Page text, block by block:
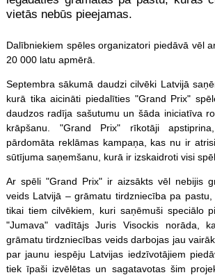
vietās nebūs pieejamas.
Dalībniekiem spēlesorganizatori piedāvā vēl
20 000 latu apmērā.
Septembra sākumā daudzi cilvēki Latvijā
kurā tika aicināti piedalīties "Grand Prix"
daudzos radīja sašutumu un šāda iniciatīva
krāpšanu. "Grand Prix" rīkotāji
pārdomāta reklāmas kampaņa, kas nu ir
sūtījuma saņemšanu, kurā ir izskaidroti visi
Ar spēli "Grand Prix" ir aizsākts vēl nebijis
veids Latvijā – grāmatu tirdzniecība pa
tikai tiem cilvēkiem, kuri saņēmuši speciālo
"Jumava" vadītājs Juris Visockis norāda,
grāmatu tirdzniecības veids darbojas jau
par jaunu iespēju Latvijas iedzīvotājiem
tiek īpaši izvēlētas un sagatavotas šim